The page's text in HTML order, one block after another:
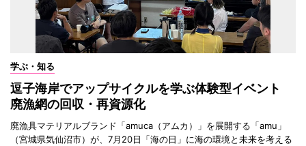
学ぶ・知る
逗子海岸でアップサイクルを学ぶ体験型イベント
廃漁網の回収・再資源化
廃漁具マテリアルブランド「amuca（アムカ）」を展開する「amu」
（宮城県気仙沼市）が、7月20日「海の日」に海の環境と未来を考える